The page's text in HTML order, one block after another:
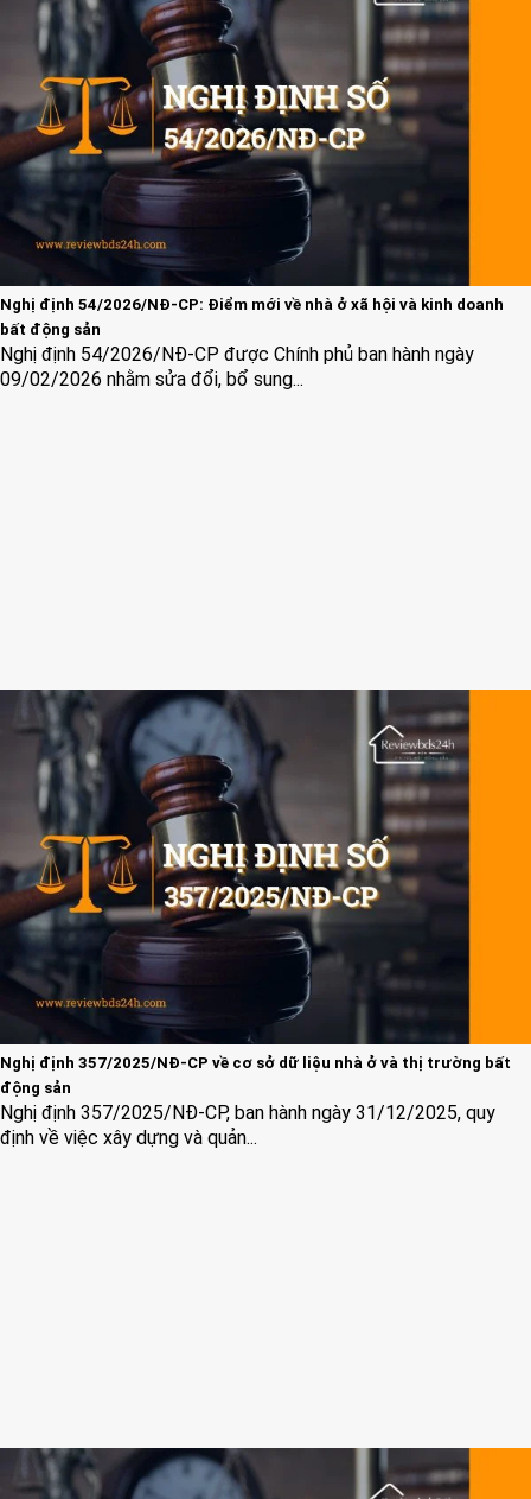
Nghị định 54/2026/NĐ-CP: Điểm mới về nhà ở xã hội và kinh doanh
bất động sản
Nghị định 54/2026/NĐ-CP được Chính phủ ban hành ngày
09/02/2026 nhằm sửa đổi, bổ sung...
Nghị định 357/2025/NĐ-CP về cơ sở dữ liệu nhà ở và thị trường bất
động sản
Nghị định 357/2025/NĐ-CP, ban hành ngày 31/12/2025, quy
định về việc xây dựng và quản...